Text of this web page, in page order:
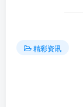
精彩资讯